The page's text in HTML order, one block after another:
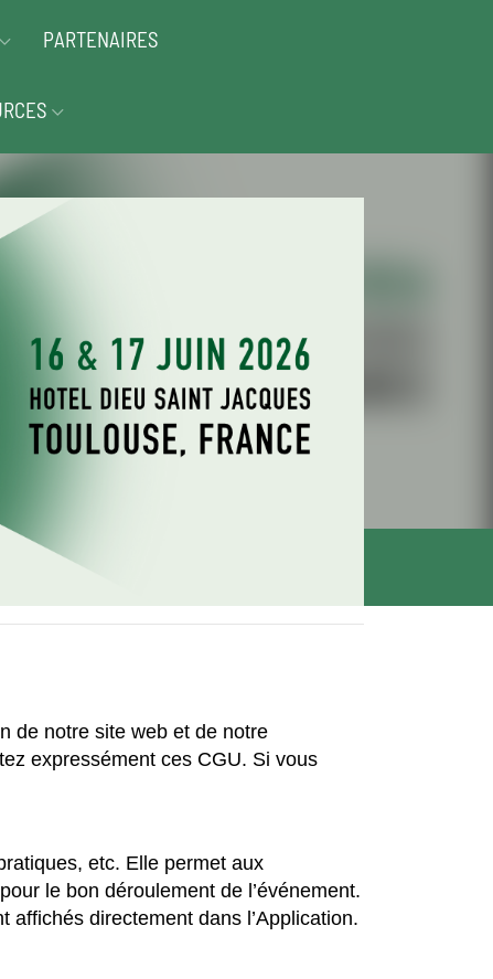
PARTENAIRES
de notre site web et de notre
expressément ces CGU. Si vous
etc. Elle permet aux
le bon déroulement de l’événement.
affichés directement dans l’Application.